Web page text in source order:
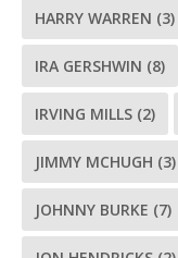
HARRY WARREN (3)
IRA GERSHWIN (8)
IRVING MILLS (2)
JIMMY MCHUGH (3)
JOHNNY BURKE (7)